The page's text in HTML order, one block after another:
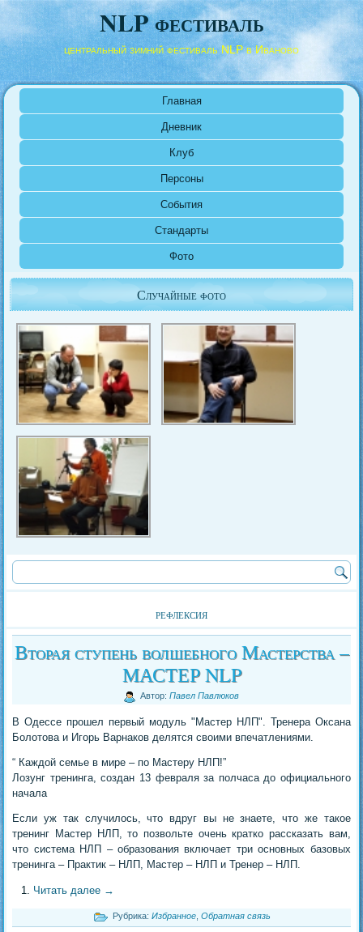
NLP фестиваль
центральный зимний фестиваль NLP в Иваново
Главная
Дневник
Клуб
Персоны
События
Стандарты
Фото
Случайные фото
рефлексия
Вторая ступень волшебного Мастерства –
МАСТЕР NLP
Автор: Павел Павлюков
В Одессе прошел первый модуль "Мастер НЛП". Тренера Оксана
Болотова и Игорь Варнаков делятся своими впечатлениями.
“ Каждой семье в мире – по Мастеру НЛП!”
Лозунг тренинга, создан 13 февраля за полчаса до официального
начала
Если уж так случилось, что вдруг вы не знаете, что же такое
тренинг Мастер НЛП, то позвольте очень кратко рассказать вам,
что система НЛП – образования включает три основных базовых
тренинга – Практик – НЛП, Мастер – НЛП и Тренер – НЛП.
Читать далее →
Рубрика: Избранное, Обратная связь